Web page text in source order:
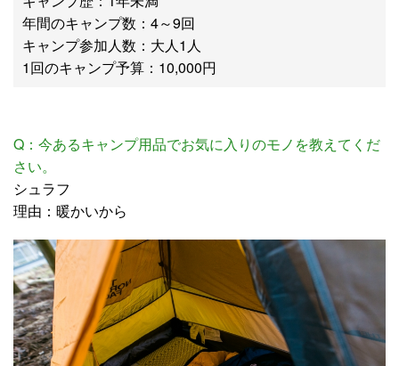
年間のキャンプ数：4～9回
キャンプ参加人数：大人1人
1回のキャンプ予算：10,000円
Q：今あるキャンプ用品でお気に入りのモノを教えてくだ
さい。
シュラフ
理由：暖かいから